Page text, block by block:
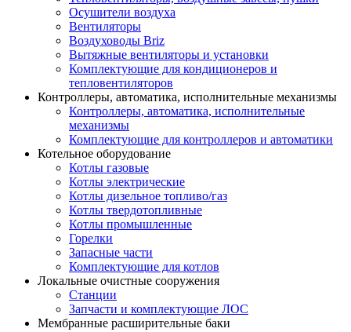
Осушители воздуха
Вентиляторы
Воздуховоды Briz
Вытяжные вентиляторы и установки
Комплектующие для кондиционеров и
тепловентиляторов
Контроллеры, автоматика, исполнительные механизмы
Контроллеры, автоматика, исполнительные
механизмы
Комплектующие для контроллеров и автоматики
Котельное оборудование
Котлы газовые
Котлы электрические
Котлы дизельное топливо/газ
Котлы твердотопливные
Котлы промышленные
Горелки
Запасные части
Комплектующие для котлов
Локальные очистные сооружения
Станции
Запчасти и комплектующие ЛОС
Мембранные расширительные баки